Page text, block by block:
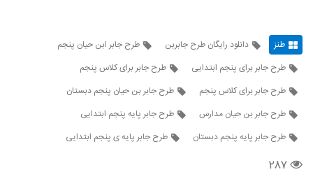
طنز دانلود رایگان طرح جابربن
طرح جابر ابن حیان پنجم
طرح جابر برای پنجم ابتدایی
طرح جابر برای کلاس پنجم
طرح جابر برای کلاس پنجم
طرح جابر بن حیان پنجم دبستان
طرح جابر بن حیان مدارس
طرح جابر پایه پنجم ابتدایی
طرح جابر پایه پنجم دبستان
طرح جابر پایه ی پنجم ابتدایی
۲۸۷